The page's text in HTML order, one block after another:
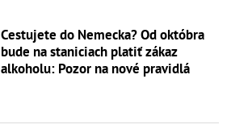
Cestujete do Nemecka? Od októbra
bude na staniciach platiť zákaz
alkoholu: Pozor na nové pravidlá